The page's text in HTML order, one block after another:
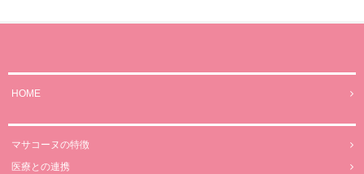
HOME
マサコーヌの特徴
医療との連携